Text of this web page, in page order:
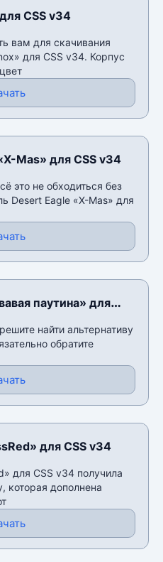
CSS v34
вам для скачивания
для CSS v34. Корпус
Mas» для CSS v34
это не обходиться без
Desert Eagle «X-Mas» для
паутина» для
найти альтернативу
обратите
для CSS v34
для CSS v34 получила
которая дополнена